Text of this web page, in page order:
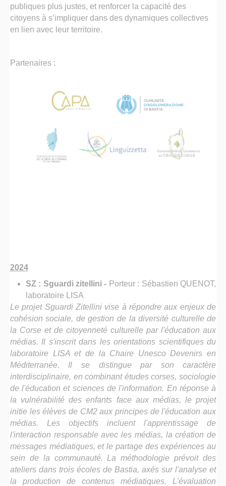
publiques plus justes, et renforcer la capacité des
citoyens à s’impliquer dans des dynamiques collectives
en lien avec leur territoire.
Partenaires :
2024
SZ : Sguardi zitellini - Porteur : Sébastien QUENOT,
laboratoire LISA
Le projet Sguardi Zitellini vise à répondre aux enjeux de
cohésion sociale, de gestion de la diversité culturelle de
la Corse et de citoyenneté culturelle par l'éducation aux
médias. Il s'inscrit dans les orientations scientifiques du
laboratoire LISA et de la Chaire Unesco Devenirs en
Méditerranée. Il se distingue par son caractère
interdisciplinaire, en combinant études corses, sociologie
de l'éducation et sciences de l'information. En réponse à
la vulnérabilité des enfants face aux médias, le projet
initie les élèves de CM2 aux principes de l'éducation aux
médias. Les objectifs incluent l'apprentissage de
l'interaction responsable avec les médias, la création de
messages médiatiques, et le partage des expériences au
sein de la communauté. La méthodologie prévoit des
ateliers dans trois écoles de Bastia, axés sur l'analyse et
la production de contenus médiatiques. L'évaluation